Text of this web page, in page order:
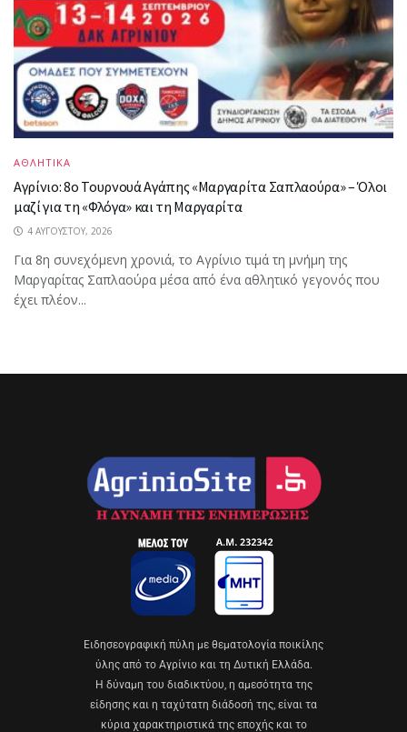
ΑΘΛΗΤΙΚΑ
Αγρίνιο: 8ο Τουρνουά Αγάπης «Μαργαρίτα Σαπλαούρα» – Όλοι
μαζί για τη «Φλόγα» και τη Μαργαρίτα
4 ΑΥΓΟΎΣΤΟΥ, 2026
Για 8η συνεχόμενη χρονιά, το Αγρίνιο τιμά τη μνήμη της
Μαργαρίτας Σαπλαούρα μέσα από ένα αθλητικό γεγονός που
έχει πλέον...
Eιδησεογραφική πύλη με θεματολογία ποικίλης
ύλης από το Αγρίνιο και τη Δυτική Ελλάδα.
Η δύναμη του διαδικτύου, η αμεσότητα της
είδησης και η ταχύτατη διάδοσή της, είναι τα
κύρια χαρακτηριστικά της εποχής και το